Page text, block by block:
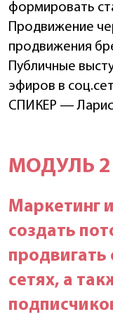
формировать
Продвижение
продвижения
Публичные
эфиров в
СПИКЕР —
МОДУЛЬ 2
Маркетинг
создать
продвигать
сетях, а